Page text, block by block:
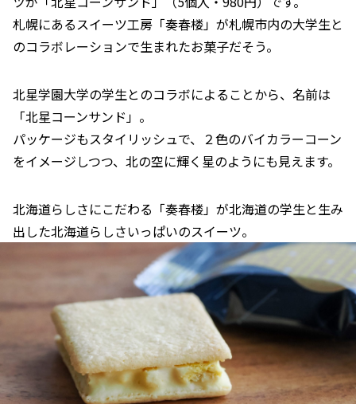
札幌にあるスイーツ工房「奏春楼」が札幌市内の大学生と
のコラボレーションで生まれたお菓子だそう。
北星学園大学の学生とのコラボによることから、名前は
「北星コーンサンド」。
パッケージもスタイリッシュで、２色のバイカラーコーン
をイメージしつつ、北の空に輝く星のようにも見えます。
北海道らしさにこだわる「奏春楼」が北海道の学生と生み
出した北海道らしさいっぱいのスイーツ。